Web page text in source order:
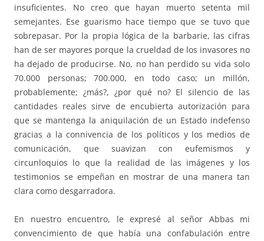
insuficientes. No creo que hayan muerto setenta mil
semejantes. Ese guarismo hace tiempo que se tuvo que
sobrepasar. Por la propia lógica de la barbarie, las cifras
han de ser mayores porque la crueldad de los invasores no
ha dejado de producirse. No, no han perdido su vida solo
70.000 personas; 700.000, en todo caso; un millón,
probablemente; ¿más?, ¿por qué no? El silencio de las
cantidades reales sirve de encubierta autorización para
que se mantenga la aniquilación de un Estado indefenso
gracias a la connivencia de los políticos y los medios de
comunicación, que suavizan con eufemismos y
circunloquios lo que la realidad de las imágenes y los
testimonios se empeñan en mostrar de una manera tan
clara como desgarradora.
En nuestro encuentro, le expresé al señor Abbas mi
convencimiento de que había una confabulación entre